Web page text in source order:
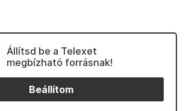
Állítsd be a Telexet
megbízható forrásnak!
Beállítom